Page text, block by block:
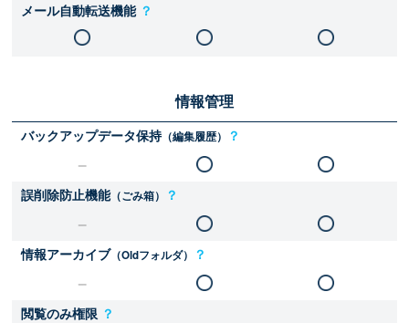
メール自動転送機能 ？
情報管理
バックアップデータ保持（編集履歴） ？
誤削除防止機能（ごみ箱） ？
情報アーカイブ（Oldフォルダ） ？
閲覧のみ権限 ？